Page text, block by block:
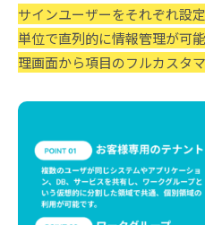
サインユーザーをそれぞれ設
単位で直列的に情報管理が可
理画面から項目のフルカスタ